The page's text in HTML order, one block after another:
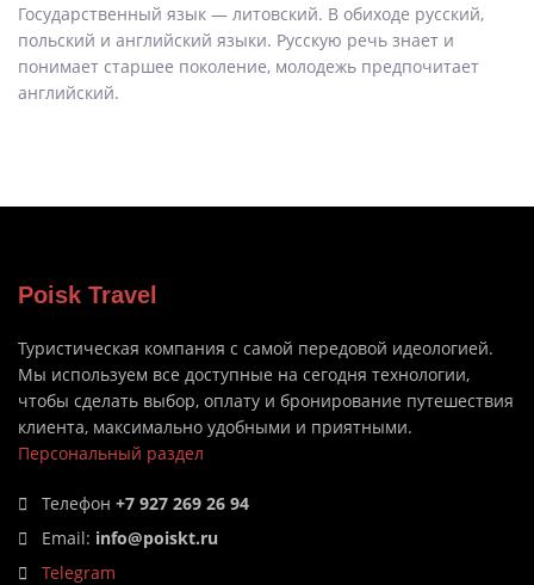
Государственный язык — литовский. В обиходе русский,
польский и английский языки. Русскую речь знает и
понимает старшее поколение, молодежь предпочитает
английский.
Poisk Travel
Туристическая компания с самой передовой идеологией.
Мы используем все доступные на сегодня технологии,
чтобы сделать выбор, оплату и бронирование путешествия
клиента, максимально удобными и приятными.
Персональный раздел
Телефон +7 927 269 26 94
Email: info@poiskt.ru
Telegram